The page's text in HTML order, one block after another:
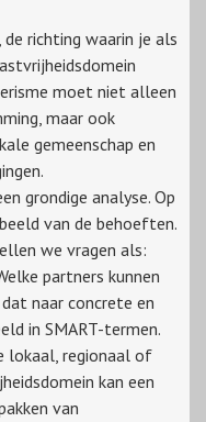
richting waarin je als
moet niet alleen
maar ook
gemeenschap en
grondige analyse. Op
van de behoeften.
we vragen als:
partners kunnen
naar concrete en
in SMART-termen.
lokaal, regionaal of
kan een
van